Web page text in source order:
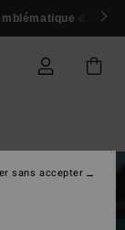
d'Andy
sans accepter